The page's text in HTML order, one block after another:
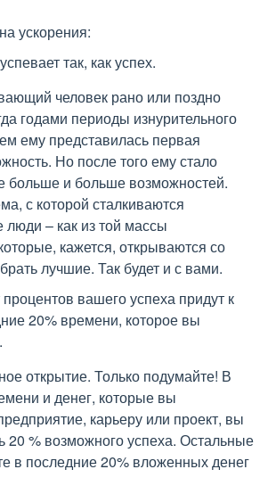
ускорения:
так, как успех.
человек рано или поздно
годами периоды изнурительного
ему представилась первая
Но после того ему стало
больше и больше возможностей.
с которой сталкиваются
– как из той массы
кажется, открываются со
лучшие. Так будет и с вами.
вашего успеха придут к
20% времени, которое вы
открытие. Только подумайте! В
и денег, которые вы
карьеру или проект, вы
20 % возможного успеха. Остальные
в последние 20% вложенных денег